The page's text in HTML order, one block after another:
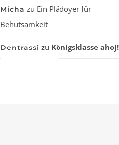
Micha zu Ein Plädoyer für
Behutsamkeit
Dentrassi zu Königsklasse ahoj!